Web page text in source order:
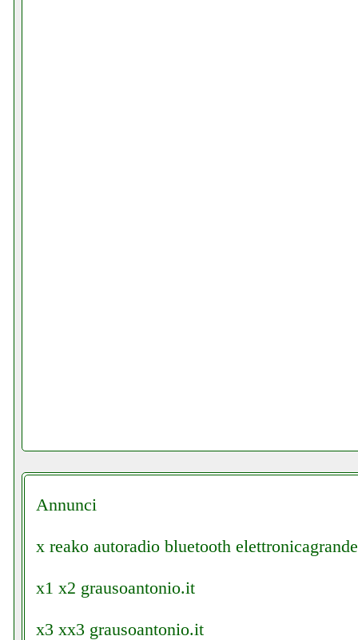
Linear-amplifier - Offerte Ecommerce
Linear-amplifier - Offerte Ecommerce
Annunci
x reako autoradio bluetooth
x1 x2 grausoantonio.it
x3 xx3 grausoantonio.it